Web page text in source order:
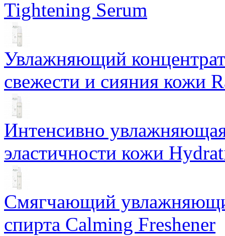
Tightening Serum
Увлажняющий
свежести и сияния кожи
Интенсивно
эластичности кожи
Смягчающий
спирта Calming Freshener